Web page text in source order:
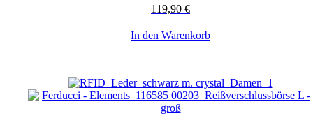
119,90 €
In den Warenkorb